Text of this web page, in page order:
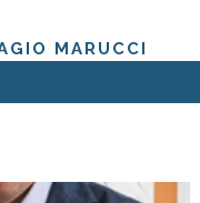
MARUCCI